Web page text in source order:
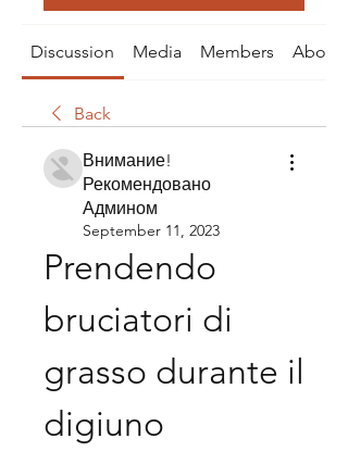
Discussion Media Members About
Back
Внимание!
Рекомендовано
Админом
September 11, 2023
Prendendo
bruciatori di
grasso durante il
digiuno